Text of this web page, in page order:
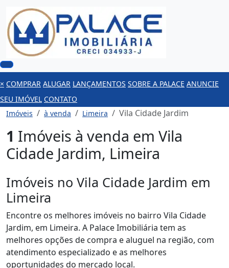
× COMPRAR ALUGAR LANÇAMENTOS SOBRE A PALACE ANUNCIE
SEU IMÓVEL CONTATO
Imóveis
à venda Limeira Vila Cidade Jardim
1 Imóveis à venda em Vila
Cidade Jardim, Limeira
Imóveis no Vila Cidade Jardim em
Limeira
Encontre os melhores imóveis no bairro Vila Cidade
Jardim, em Limeira. A Palace Imobiliária tem as
melhores opções de compra e aluguel na região, com
atendimento especializado e as melhores
oportunidades do mercado local.